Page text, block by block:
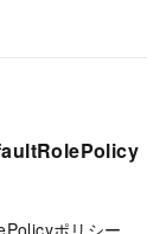
ポリシー